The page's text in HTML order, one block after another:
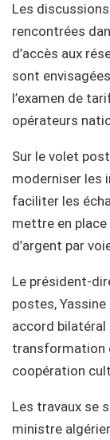
Les
rencontrées
d’accès aux
sont
l’examen de
opérateurs
Sur le volet
moderniser les
faciliter les
mettre en
d’argent par
Le président-
postes,
accord bilatéral
transformation
coopération
Les travaux se
ministre